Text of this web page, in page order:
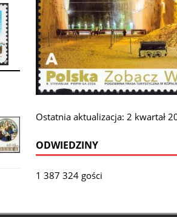
Ostatnia aktualizacja: 2 kwartał
ODWIEDZINY
1 387 324 gości